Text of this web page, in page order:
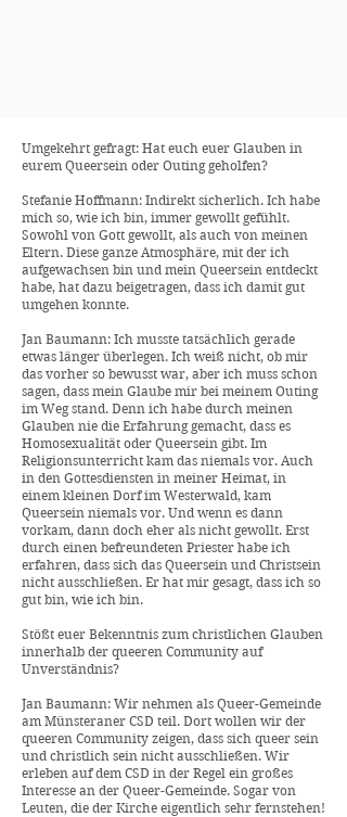
Umgekehrt gefragt: Hat euch euer Glauben in
eurem Queersein oder Outing geholfen?
Stefanie Hoffmann: Indirekt sicherlich. Ich habe
mich so, wie ich bin, immer gewollt gefühlt.
Sowohl von Gott gewollt, als auch von meinen
Eltern. Diese ganze Atmosphäre, mit der ich
aufgewachsen bin und mein Queersein entdeckt
habe, hat dazu beigetragen, dass ich damit gut
umgehen konnte.
Jan Baumann: Ich musste tatsächlich gerade
etwas länger überlegen. Ich weiß nicht, ob mir
das vorher so bewusst war, aber ich muss schon
sagen, dass mein Glaube mir bei meinem Outing
im Weg stand. Denn ich habe durch meinen
Glauben nie die Erfahrung gemacht, dass es
Homosexualität oder Queersein gibt. Im
Religionsunterricht kam das niemals vor. Auch
in den Gottesdiensten in meiner Heimat, in
einem kleinen Dorf im Westerwald, kam
Queersein niemals vor. Und wenn es dann
vorkam, dann doch eher als nicht gewollt. Erst
durch einen befreundeten Priester habe ich
erfahren, dass sich das Queersein und Christsein
nicht ausschließen. Er hat mir gesagt, dass ich so
gut bin, wie ich bin.
Stößt euer Bekenntnis zum christlichen Glauben
innerhalb der queeren Community auf
Unverständnis?
Jan Baumann: Wir nehmen als Queer-Gemeinde
am Münsteraner CSD teil. Dort wollen wir der
queeren Community zeigen, dass sich queer sein
und christlich sein nicht ausschließen. Wir
erleben auf dem CSD in der Regel ein großes
Interesse an der Queer-Gemeinde. Sogar von
Leuten, die der Kirche eigentlich sehr fernstehen!